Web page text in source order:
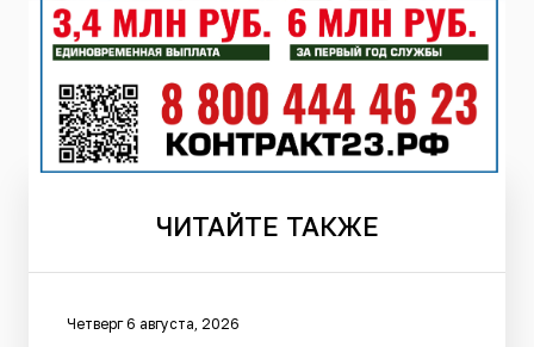
ЧИТАЙТЕ ТАКЖЕ
Четверг 6 августа, 2026